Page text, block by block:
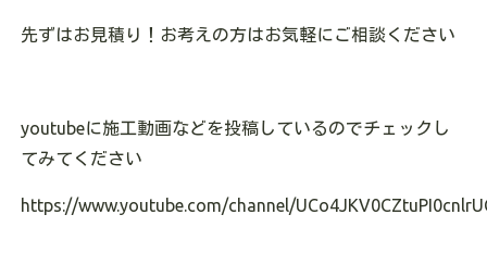
先ずはお見積り！お考えの方はお気軽にご相談ください
youtubeに施工動画などを投稿しているのでチェックし
てみてください
https://www.youtube.com/channel/